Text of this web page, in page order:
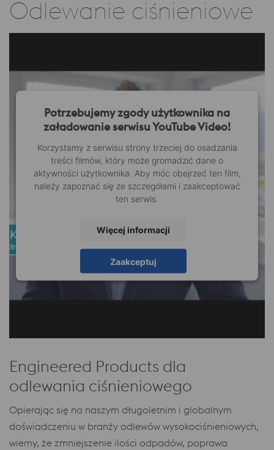
Odlewanie ciśnieniowe
Potrzebujemy zgody użytkownika na
załadowanie serwisu YouTube Video!
Korzystamy z serwisu strony trzeciej do osadzania
treści filmów, który może gromadzić dane o
aktywności użytkownika. Aby móc obejrzeć ten film,
należy zapoznać się ze szczegółami i zaakceptować
ten serwis.
Więcej informacji
Zaakceptuj
Engineered Products dla
odlewania ciśnieniowego
Opierając się na naszym długoletnim i globalnym
doświadczeniu w branży odlewów wysokociśnieniowych,
wiemy, że zmniejszenie ilości odpadów, poprawa